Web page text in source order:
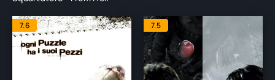
7.6 7.5